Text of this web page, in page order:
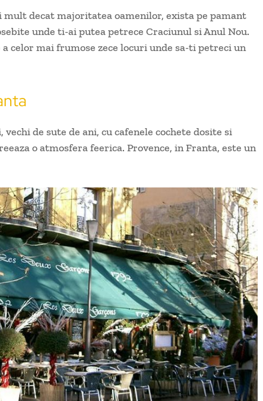
decat majoritatea oamenilor, exista pe pamant
unde ti-ai putea petrece Craciunul si Anul Nou.
a celor mai frumose zece locuri unde sa-ti petreci un
de sute de ani, cu cafenele cochete dosite si
o atmosfera feerica. Provence, in Franta, este un